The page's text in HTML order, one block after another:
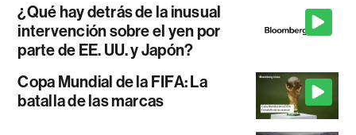
¿Qué hay detrás de la inusual
intervención sobre el yen por
parte de EE. UU. y Japón?
Copa Mundial de la FIFA: La
batalla de las marcas